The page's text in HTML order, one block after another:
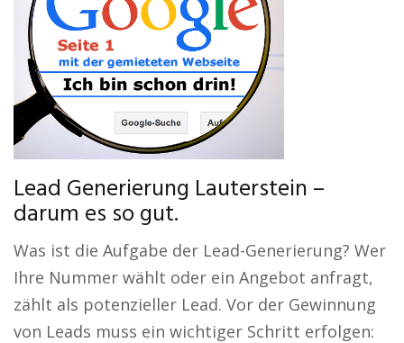
Lead Generierung Lauterstein –
darum es so gut.
Was ist die Aufgabe der Lead-Generierung? Wer
Ihre Nummer wählt oder ein Angebot anfragt,
zählt als potenzieller Lead. Vor der Gewinnung
von Leads muss ein wichtiger Schritt erfolgen: